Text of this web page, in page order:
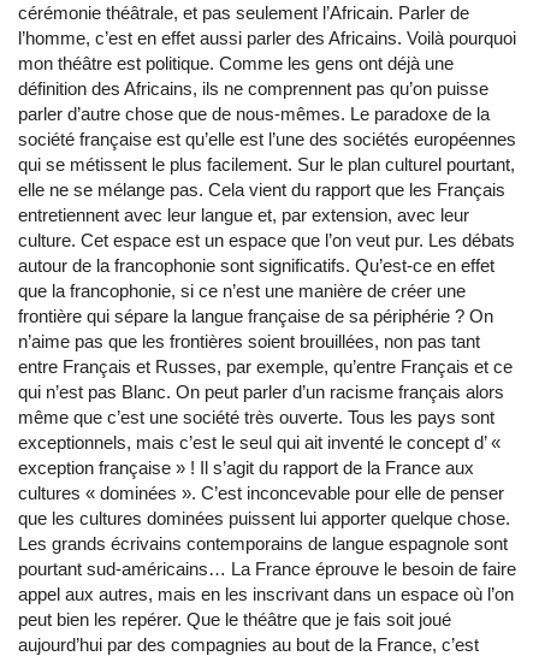
cérémonie théâtrale, et pas seulement l’Africain. Parler de
l’homme, c’est en effet aussi parler des Africains. Voilà pourquoi
mon théâtre est politique. Comme les gens ont déjà une
définition des Africains, ils ne comprennent pas qu’on puisse
parler d’autre chose que de nous-mêmes. Le paradoxe de la
société française est qu’elle est l’une des sociétés européennes
qui se métissent le plus facilement. Sur le plan culturel pourtant,
elle ne se mélange pas. Cela vient du rapport que les Français
entretiennent avec leur langue et, par extension, avec leur
culture. Cet espace est un espace que l’on veut pur. Les débats
autour de la francophonie sont significatifs. Qu’est-ce en effet
que la francophonie, si ce n’est une manière de créer une
frontière qui sépare la langue française de sa périphérie ? On
n’aime pas que les frontières soient brouillées, non pas tant
entre Français et Russes, par exemple, qu’entre Français et ce
qui n’est pas Blanc. On peut parler d’un racisme français alors
même que c’est une société très ouverte. Tous les pays sont
exceptionnels, mais c’est le seul qui ait inventé le concept d’ «
exception française » ! Il s’agit du rapport de la France aux
cultures « dominées ». C’est inconcevable pour elle de penser
que les cultures dominées puissent lui apporter quelque chose.
Les grands écrivains contemporains de langue espagnole sont
pourtant sud-américains… La France éprouve le besoin de faire
appel aux autres, mais en les inscrivant dans un espace où l’on
peut bien les repérer. Que le théâtre que je fais soit joué
aujourd’hui par des compagnies au bout de la France, c’est